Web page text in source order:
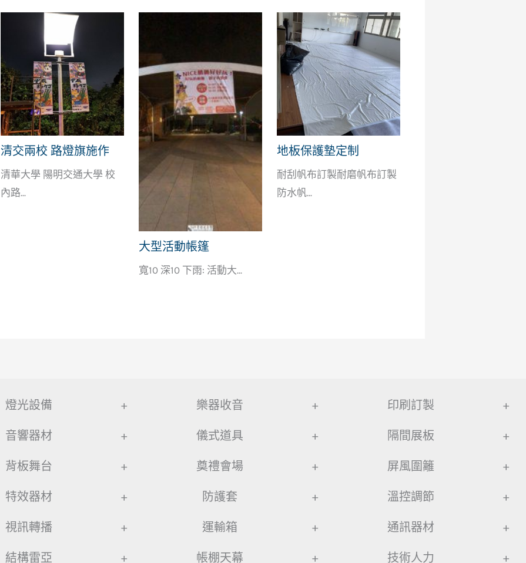
清交兩校 路燈旗施作
清華大學 陽明交通大學 校
內路...
大型活動帳篷
寬10 深10 下雨: 活動大...
地板保護墊定制
耐刮帆布訂製耐磨帆布訂製
防水帆...
燈光設備 +
音響器材 +
背板舞台 +
特效器材 +
視訊轉播 +
結構雷亞 +
樂器收音 +
儀式道具 +
奠禮會場 +
防護套 +
運輸箱 +
帳棚天幕 +
印刷訂製 +
隔間展板 +
屏風圍籬 +
溫控調節 +
通訊器材 +
技術人力 +